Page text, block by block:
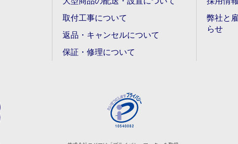
取付工事について
返品・キャンセルについて
保証・修理について
弊社と
らせ